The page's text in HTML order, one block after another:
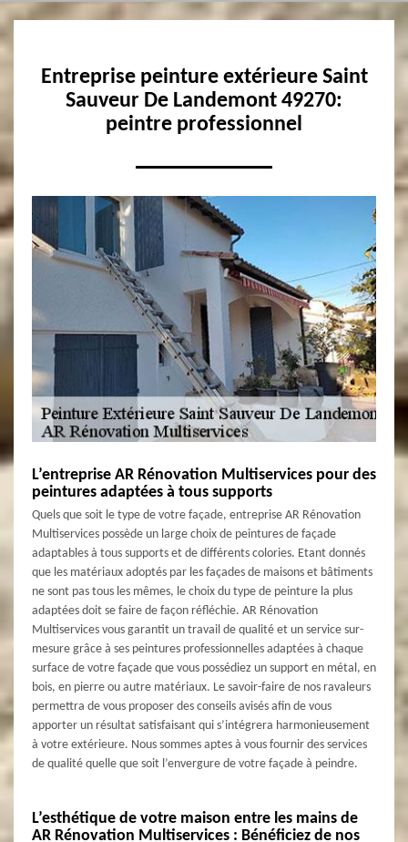
Entreprise peinture extérieure Saint
Sauveur De Landemont 49270:
peintre professionnel
L’entreprise AR Rénovation Multiservices pour des
peintures adaptées à tous supports
Quels que soit le type de votre façade, entreprise AR Rénovation
Multiservices possède un large choix de peintures de façade
adaptables à tous supports et de différents colories. Etant donnés
que les matériaux adoptés par les façades de maisons et bâtiments
ne sont pas tous les mêmes, le choix du type de peinture la plus
adaptées doit se faire de façon réfléchie. AR Rénovation
Multiservices vous garantit un travail de qualité et un service sur-
mesure grâce à ses peintures professionnelles adaptées à chaque
surface de votre façade que vous possédiez un support en métal, en
bois, en pierre ou autre matériaux. Le savoir-faire de nos ravaleurs
permettra de vous proposer des conseils avisés afin de vous
apporter un résultat satisfaisant qui s’intégrera harmonieusement
à votre extérieure. Nous sommes aptes à vous fournir des services
de qualité quelle que soit l’envergure de votre façade à peindre.
L’esthétique de votre maison entre les mains de
AR Rénovation Multiservices : Bénéficiez de nos